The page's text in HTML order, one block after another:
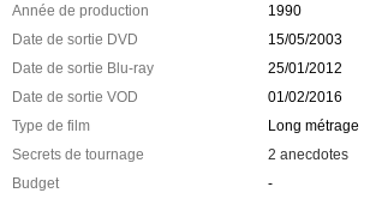
Année de production
1990
Date de sortie DVD
15/05/2003
Date de sortie Blu-ray
25/01/2012
Date de sortie VOD
01/02/2016
Type de film
Long métrage
Secrets de tournage
2 anecdotes
Budget
-